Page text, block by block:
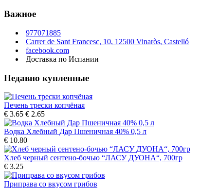
Важное
977071885
Carrer de Sant Francesc, 10, 12500 Vinaròs, Castelló
facebook.com
Доставка по Испании
Недавно купленные
Печень трески копчёная
€ 3.65 € 2.65
Водка Хлебный Дар Пшеничная 40% 0,5 л
€ 10.80
Хлеб черный сентено-бочью “ЛАСУ ДУОНА“, 700гp
€ 3.25
Приправа со вкусом грибов